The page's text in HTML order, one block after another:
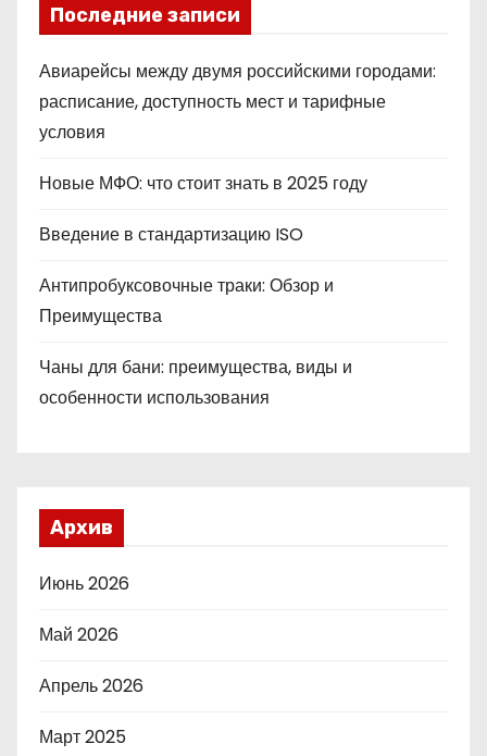
Последние записи
Авиарейсы между двумя российскими городами:
расписание, доступность мест и тарифные
условия
Новые МФО: что стоит знать в 2025 году
Введение в стандартизацию ISO
Антипробуксовочные траки: Обзор и
Преимущества
Чаны для бани: преимущества, виды и
особенности использования
Архив
Июнь 2026
Май 2026
Апрель 2026
Март 2025